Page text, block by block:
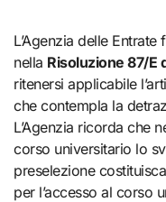
L’Agenzia delle
nella Risoluzione 87/E
ritenersi applicabile
che contempla la
L’Agenzia ricorda che
corso universitario lo
preselezione
per l’accesso al corso